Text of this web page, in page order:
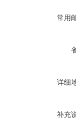
常用
详细
补充